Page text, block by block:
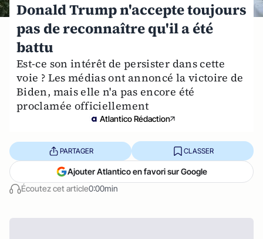
Donald Trump n'accepte toujours
pas de reconnaître qu'il a été
battu
Est-ce son intérêt de persister dans cette
voie ? Les médias ont annoncé la victoire de
Biden, mais elle n'a pas encore été
proclamée officiellement
Atlantico Rédaction
Écoutez cet article0:00min
PARTAGER CLASSER
Ajouter Atlantico en favori sur Google